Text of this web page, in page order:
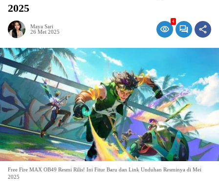
2025
Maya Sari
26 Mei 2025
4
Free Fire MAX OB49 Resmi Rilis! Ini Fitur Baru dan Link Unduhan Resminya di Mei
2025